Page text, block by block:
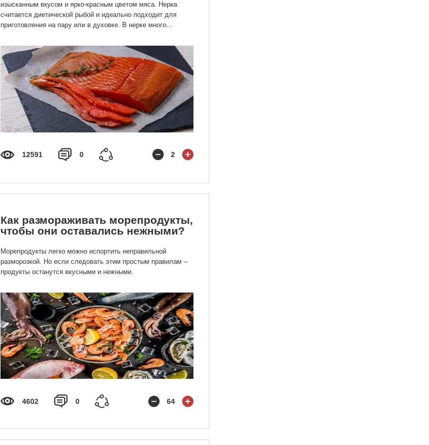
изысканным вкусом и ярко-красным цветом мяса. Нерка
считается диетической рыбой и идеально подходит для
приготовления на пару или в духовке. В нерке много
на огромное количество процессов организма.
12591 0 2
Как размораживать морепродукты,
чтобы они оставались нежными?
Морепродукты легко можно испортить неправильной
разморозкой. Но если следовать этим простым правилам –
продукты останутся вкусными и нежными.
4602 0 64